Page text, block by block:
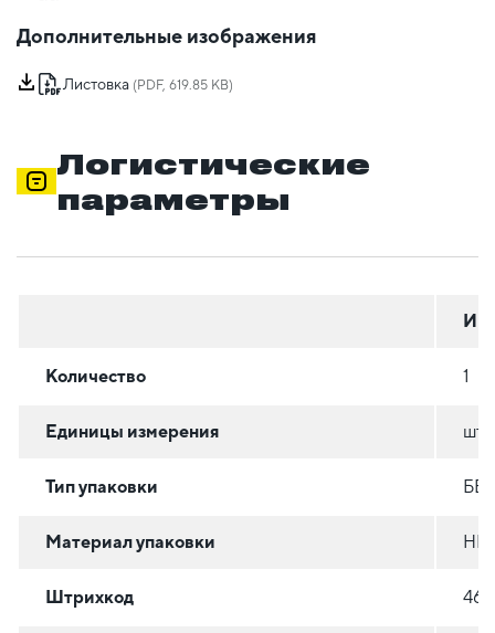
Дополнительные изображения
Листовка (PDF, 619.85 KB)
Логистические
параметры
Количество 1
Единицы измерения шт
Тип упаковки
Материал упаковки НЕ
Штрихкод